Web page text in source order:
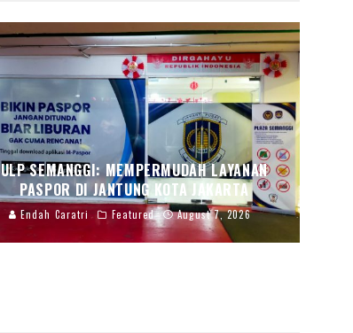
ULP SEMANGGI: MEMPERMUDAH LAYANAN
PASPOR DI JANTUNG KOTA JAKARTA
Endah Caratri Featured August 7, 2026